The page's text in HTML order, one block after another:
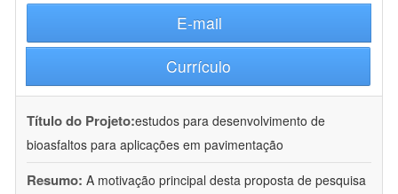
E-mail
Currículo
Título do Projeto:estudos para desenvolvimento de
bioasfaltos para aplicações em pavimentação
Resumo: A motivação principal desta proposta de pesquisa